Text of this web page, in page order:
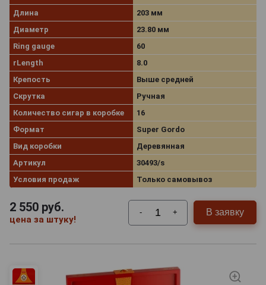
Длина
203 мм
Диаметр
23.80 мм
Ring gauge
60
rLength
8.0
Крепость
Выше средней
Скрутка
Ручная
Количество сигар в коробке
16
Формат
Super Gordo
Вид коробки
Деревянная
Артикул
30493/s
Условия продаж
Только самовывоз
2 550 руб.
цена за штуку!
- + В заявку